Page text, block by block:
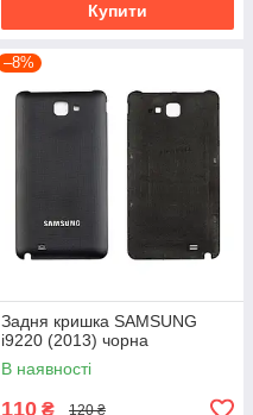
Купити
–8%
Задня кришка SAMSUNG
i9220 (2013) чорна
В наявності
110 ₴ 120 ₴